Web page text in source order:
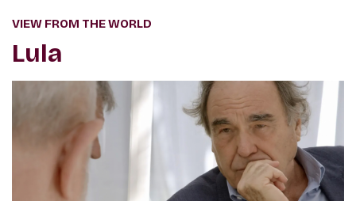
VIEW FROM THE WORLD
Lula